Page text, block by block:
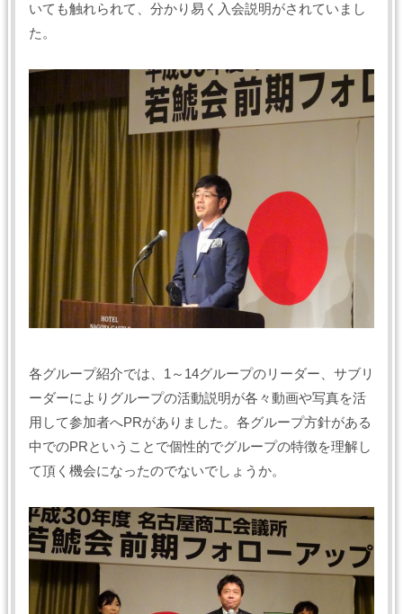
いても触れられて、分かり易く入会説明がされていまし
た。
各グループ紹介では、1～14グループのリーダー、サブリ
ーダーによりグループの活動説明が各々動画や写真を活
用して参加者へPRがありました。各グループ方針がある
中でのPRということで個性的でグループの特徴を理解し
て頂く機会になったのでないでしょうか。